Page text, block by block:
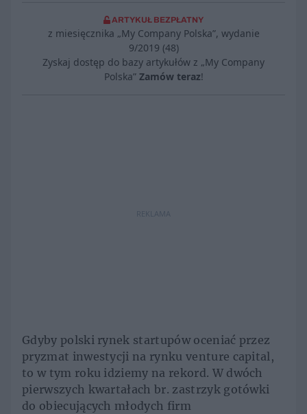
ARTYKUŁ BEZPŁATNY
z miesięcznika „My Company Polska”, wydanie
9/2019 (48)
Zyskaj dostęp do bazy artykułów z „My Company
Polska” Zamów teraz!
REKLAMA
Gdyby polski rynek startupów oceniać przez
pryzmat inwestycji na rynku venture capital,
to w tym roku idziemy na rekord. W dwóch
pierwszych kwartałach br. zastrzyk gotówki
do obiecujących młodych firm